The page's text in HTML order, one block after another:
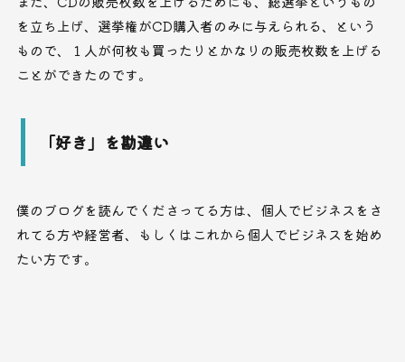
を立ち上げ、選挙権がCD購入者のみに与えられる、という
もので、１人が何枚も買ったりとかなりの販売枚数を上げる
ことができたのです。
「好き」を勘違い
僕のブログを読んでくださってる方は、個人でビジネスをさ
れてる方や経営者、もしくはこれから個人でビジネスを始め
たい方です。